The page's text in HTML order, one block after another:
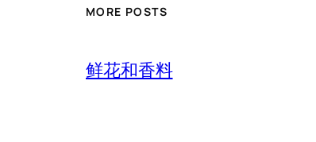
MORE POSTS
鲜花和香料